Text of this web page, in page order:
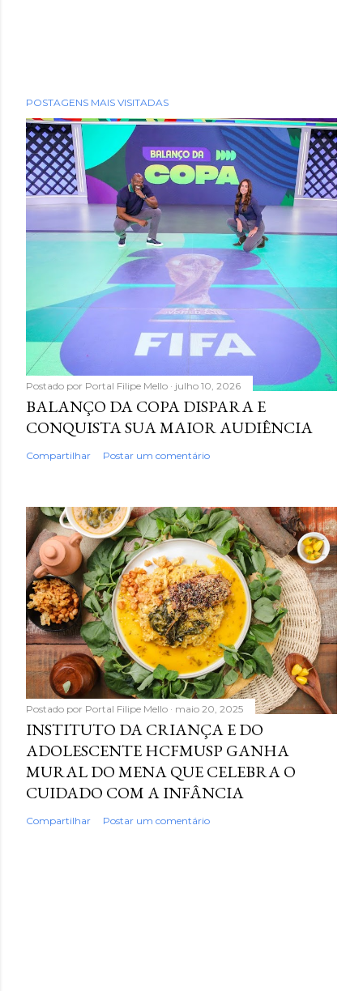
POSTAGENS MAIS VISITADAS
Postado por Portal Filipe Mello julho 10, 2026
BALANÇO DA COPA DISPARA E
CONQUISTA SUA MAIOR AUDIÊNCIA
Compartilhar Postar um comentário
Postado por Portal Filipe Mello maio 20, 2025
INSTITUTO DA CRIANÇA E DO
ADOLESCENTE HCFMUSP GANHA
MURAL DO MENA QUE CELEBRA O
CUIDADO COM A INFÂNCIA
Compartilhar Postar um comentário